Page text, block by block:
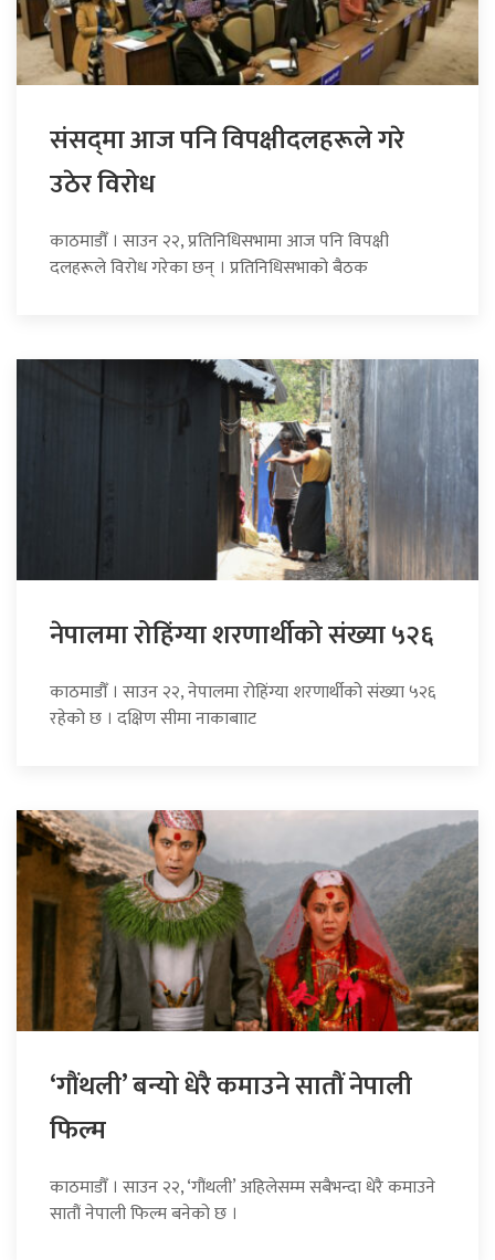
संसद्‍मा आज पनि विपक्षीदलहरूले गरे
उठेर विरोध
काठमाडौँ । साउन २२, प्रतिनिधिसभामा आज पनि विपक्षी
दलहरूले विरोध गरेका छन् । प्रतिनिधिसभाको बैठक
नेपालमा रोहिंग्या शरणार्थीको संख्या ५२६
काठमाडौँ । साउन २२, नेपालमा रोहिंग्या शरणार्थीको संख्या ५२६
रहेको छ । दक्षिण सीमा नाकाबााट
‘गौंथली’ बन्यो धेरै कमाउने सातौं नेपाली
फिल्म
काठमाडौँ । साउन २२, ‘गौंथली’ अहिलेसम्म सबैभन्दा धेरै कमाउने
सातौं नेपाली फिल्म बनेको छ ।